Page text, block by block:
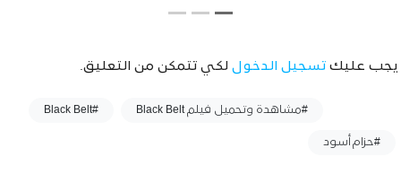
يجب عليك تسجيل الدخول لكي تتمكن من التعليق.
#مشاهدة وتحميل فيلم Black Belt #Black Belt
#حزام أسود